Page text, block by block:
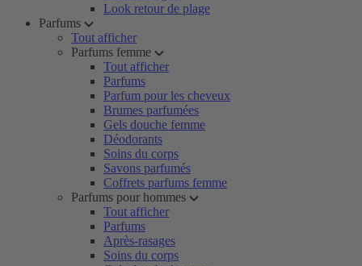
Look retour de plage
Parfums
Tout afficher
Parfums femme
Tout afficher
Parfums
Parfum pour les cheveux
Brumes parfumées
Gels douche femme
Déodorants
Soins du corps
Savons parfumés
Coffrets parfums femme
Parfums pour hommes
Tout afficher
Parfums
Après-rasages
Soins du corps